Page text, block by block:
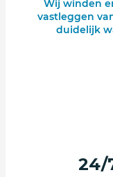
Wij winden
vastleggen
duidelijk
24/